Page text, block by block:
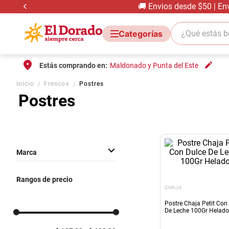
🚚 Envios desde $50 |
¿Qué estás
Estás comprando en: Maldonado y Punta del Este
Inicio Frescos Postres
Postres
Marca
ROMY
Rangos de precio
CHAJA
Postre Chaja Petit Con
De Leche 100Gr Helado